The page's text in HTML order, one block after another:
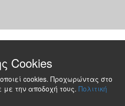
Cookies
cookies. Προχωρώντας στο
με την αποδοχή τους. Πολιτική